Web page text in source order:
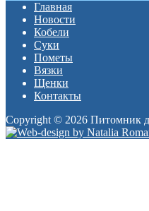
Главная
Новости
Кобели
Суки
Пометы
Вязки
Щенки
Контакты
Copyright © 2026 Питомник